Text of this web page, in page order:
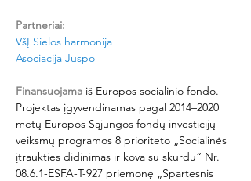
Partneriai:
VšĮ Sielos harmonija
Asociacija Juspo
Finansuojama iš Europos socialinio fondo.
Projektas įgyvendinamas pagal 2014–2020
metų Europos Sąjungos fondų investicijų
veiksmų programos 8 prioriteto „Socialinės
įtraukties didinimas ir kova su skurdu“ Nr.
08.6.1-ESFA-T-927 priemonę „Spartesnis